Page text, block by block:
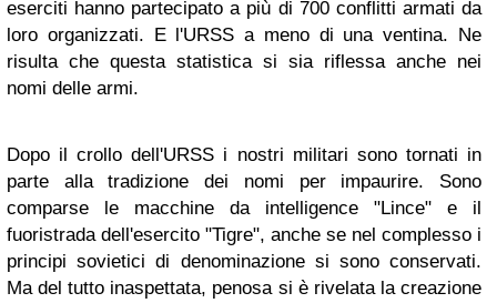
eserciti hanno partecipato a più di 700 conflitti armati da
loro organizzati. E l'URSS a meno di una ventina. Ne
risulta che questa statistica si sia riflessa anche nei
nomi delle armi.
Dopo il crollo dell'URSS i nostri militari sono tornati in
parte alla tradizione dei nomi per impaurire. Sono
comparse le macchine da intelligence "Lince" e il
fuoristrada dell'esercito "Tigre", anche se nel complesso i
principi sovietici di denominazione si sono conservati.
Ma del tutto inaspettata, penosa si è rivelata la creazione